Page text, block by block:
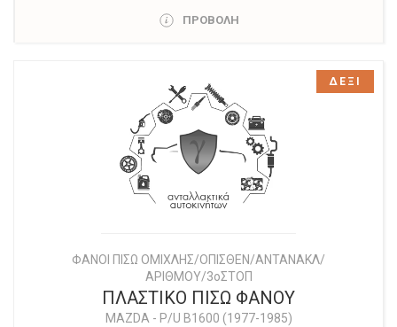
ΠΡΟΒΟΛΗ
ΦΑΝΟΙ ΠΙΣΩ ΟΜΙΧΛΗΣ/ΟΠΙΣΘΕΝ/ΑΝΤΑΝΑΚΛ/
ΑΡΙΘΜΟΥ/3οΣΤΟΠ
ΠΛΑΣΤΙΚΟ ΠΙΣΩ ΦΑΝΟΥ
MAZDA- P/U B1600 (1977-1985)
ΔΕΞΙ